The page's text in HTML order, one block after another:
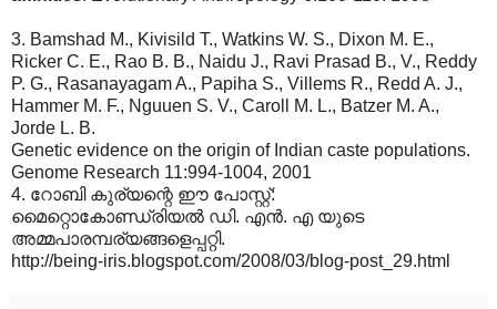
3. Bamshad M., Kivisild T., Watkins W. S., Dixon M. E.,
Ricker C. E., Rao B. B., Naidu J., Ravi Prasad B., V., Reddy
P. G., Rasanayagam A., Papiha S., Villems R., Redd A. J.,
Hammer M. F., Nguuen S. V., Caroll M. L., Batzer M. A.,
Jorde L. B.
Genetic evidence on the origin of Indian caste populations.
Genome Research 11:994-1004, 2001
4. റോബി കുര്യന്റെ ഈ പോസ്റ്റ്:
മൈറ്റൊകോണ്ഡ്രിയല്‍ ഡി. എന്‍. എ യുടെ
അമ്മപാരമ്പര്യങ്ങളെപ്പറ്റി.
http://being-iris.blogspot.com/2008/03/blog-post_29.html